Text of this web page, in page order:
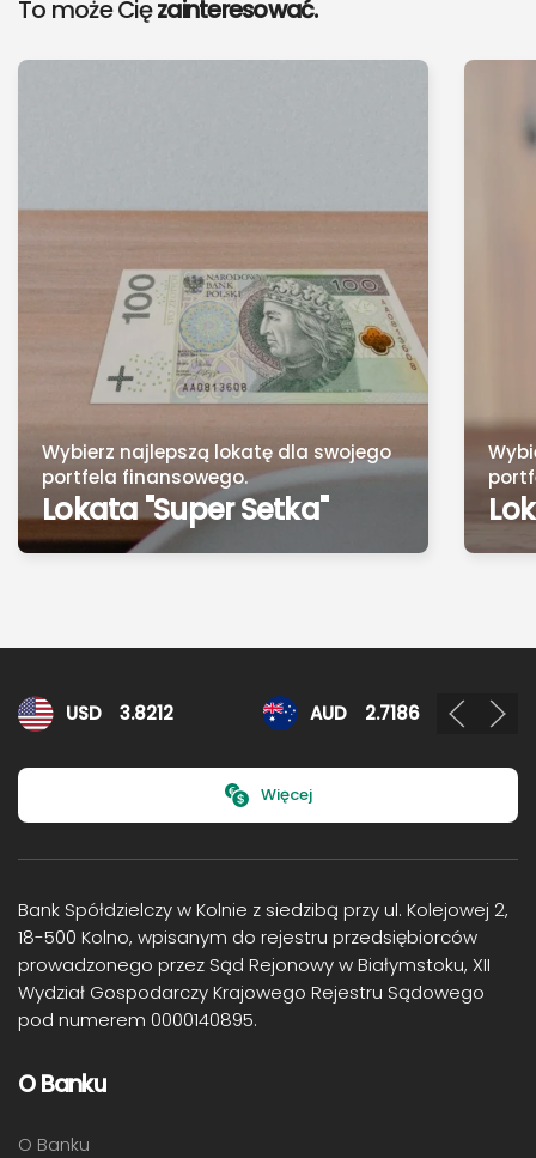
To może Cięzainteresować.
Wybierz najlepszą lokatę dla swojego
portfela finansowego.
Lokata "Super Setka"
Kursy walut
USD 3.8212 AUD 2.7186
Więcej
Bank Spółdzielczy w Kolnie z siedzibą przy ul. Kolejowej 2,
18-500 Kolno, wpisanym do rejestru przedsiębiorców
prowadzonego przez Sąd Rejonowy w Białymstoku, XII
Wydział Gospodarczy Krajowego Rejestru Sądowego
pod numerem 0000140895.
O Banku
O Banku